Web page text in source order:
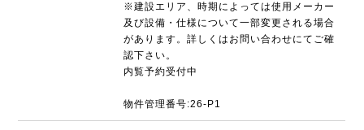
※建設エリア、時期によっては使用メーカー
及び設備・仕様について一部変更される場合
があります。詳しくはお問い合わせにてご確
認下さい。
内覧予約受付中
物件管理番号:26-P1